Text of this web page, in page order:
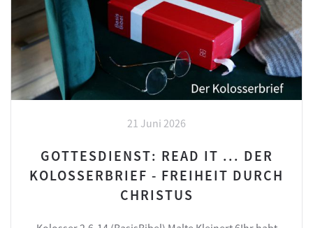
21 Juni 2026
GOTTESDIENST: READ IT ... DER
KOLOSSERBRIEF - FREIHEIT DURCH
CHRISTUS